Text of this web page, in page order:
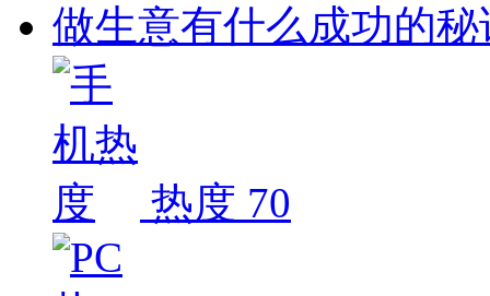
做生意有什么成功的
热度 70